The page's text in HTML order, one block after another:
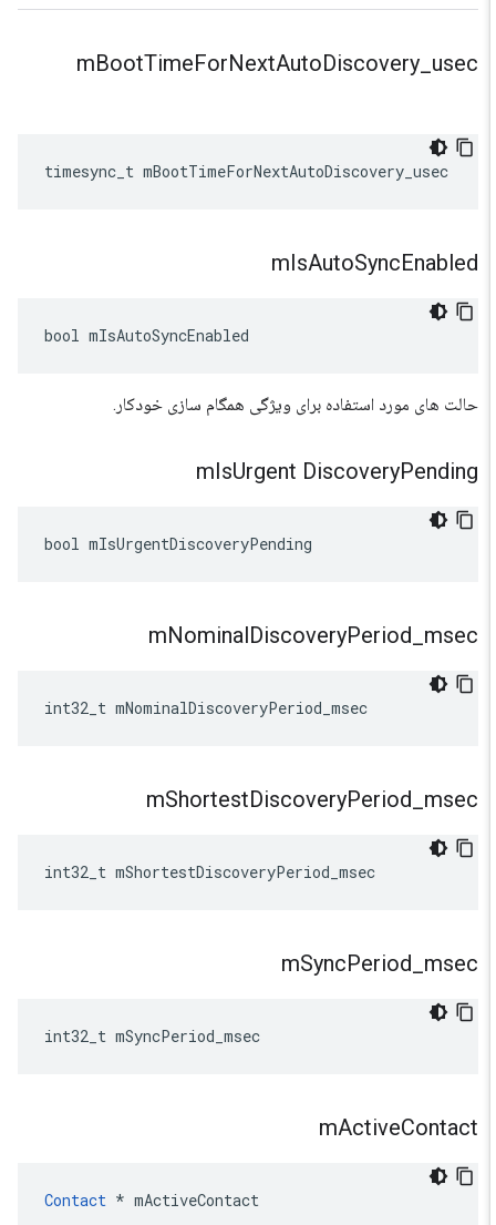
mBootTimeForNextAutoDiscovery _usec
timesync_t mBootTimeForNextAutoDiscovery_usec
mIsAutoSyncEnabled
bool mIsAutoSyncEnabled
حالت های مورد استفاده برای ویژگی همگام سازی خودکار.
mIsUrgent DiscoveryPending
bool mIsUrgentDiscoveryPending
mNominalDiscoveryPeriod _msec
int32_t mNominalDiscoveryPeriod_msec
mShortestDiscoveryPeriod _msec
int32_t mShortestDiscoveryPeriod_msec
mSyncPeriod _msec
int32_t mSyncPeriod_msec
mActiveContact
Contact mActiveContact